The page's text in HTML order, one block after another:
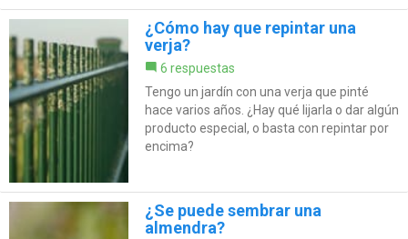
¿Cómo hay que repintar una
verja?
6 respuestas
Tengo un jardín con una verja que pinté
hace varios años. ¿Hay qué lijarla o dar algún
producto especial, o basta con repintar por
encima?
¿Se puede sembrar una
almendra?